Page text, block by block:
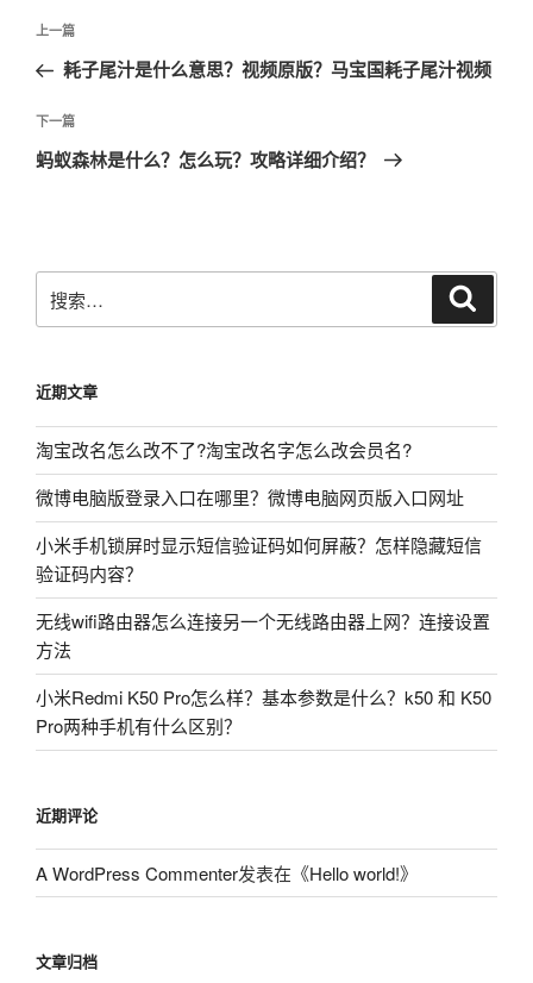
文
导
航
上
一
文
章
上一篇
耗子尾汁是什么意思？视频原版？马宝国耗子尾汁视频
下
一
下一篇
蚂蚁森林是什么？怎么玩？攻略详细介绍？
搜
索：
近期文章
淘宝改名怎么改不了?淘宝改名字怎么改会员名?
微博电脑版登录入口在哪里？微博电脑网页版入口网址
小米手机锁屏时显示短信验证码如何屏蔽？怎样隐藏短信
验证码内容？
无线wifi路由器怎么连接另一个无线路由器上网？连接设置
方法
小米Redmi K50 Pro怎么样？基本参数是什么？k50 和 K50
Pro两种手机有什么区别？
近期评论
A WordPress Commenter发表在《Hello world!》
文章归档